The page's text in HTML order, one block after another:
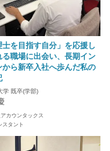
士を目指す自分」を応援し
る職場に出会い、長期イン
から新卒入社へ歩んだ私の
学 既卒(学部)
カウンタックス
スタント